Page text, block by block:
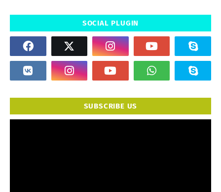
SOCIAL PLUGIN
SUBSCRIBE US